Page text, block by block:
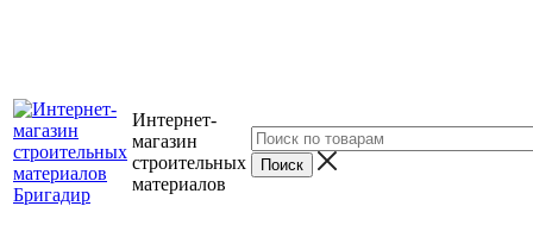
Интернет-
магазин
строительных
материалов